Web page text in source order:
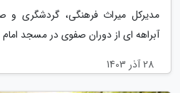
مدیرکل میراث فرهنگی، گردشگری و
آبراهه ای از دوران صفوی در مسجد امام
28 آذر 1403